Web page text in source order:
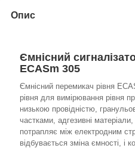
Опис
Ємнісний
ECASm 305
Ємнісний перемикач рівня
рівня для вимірювання рівня
низькою провідністю,
частками, адгезивні
потрапляє між електродним
відбувається зміна ємності, і